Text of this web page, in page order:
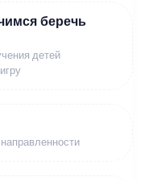
беречь
детей